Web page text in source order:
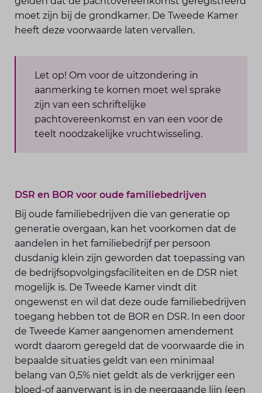
moet zijn bij de grondkamer. De Tweede Kamer
heeft deze voorwaarde laten vervallen.
Let op! Om voor de uitzondering in
aanmerking te komen moet wel sprake
zijn van een schriftelijke
pachtovereenkomst en van een voor de
teelt noodzakelijke vruchtwisseling.
DSR en BOR voor oude familiebedrijven
Bij oude familiebedrijven die van generatie op
generatie overgaan, kan het voorkomen dat de
aandelen in het familiebedrijf per persoon
dusdanig klein zijn geworden dat toepassing van
de bedrijfsopvolgingsfaciliteiten en de DSR niet
mogelijk is. De Tweede Kamer vindt dit
ongewenst en wil dat deze oude familiebedrijven
toegang hebben tot de BOR en DSR. In een door
de Tweede Kamer aangenomen amendement
wordt daarom geregeld dat de voorwaarde die in
bepaalde situaties geldt van een minimaal
belang van 0,5% niet geldt als de verkrijger een
bloed-of aanverwant is in de neergaande lijn (een